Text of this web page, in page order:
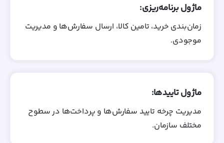
ماژول برنامه‌ریزی:
زمان‌بندی خرید، تامین کالا، ارسال سفارش‌ها و مدیریت
موجودی.
ماژول تاییدها:
مدیریت چرخه تایید سفارش‌ها و پرداخت‌ها در سطوح
مختلف سازمان.